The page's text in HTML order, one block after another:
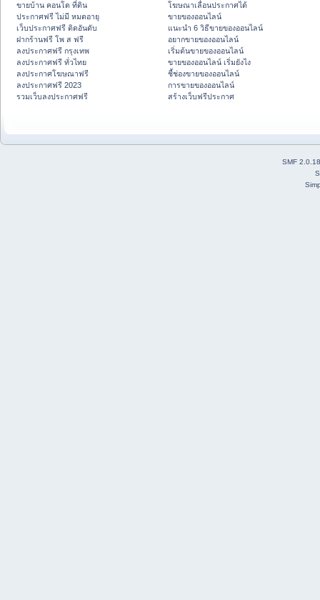
ขายบ้าน คอนโด ที่ดิน
ประกาศฟรี ไม่มี หมดอายุ
เว็บประกาศฟรี ติดอันดับ
ฝากร้านฟรี โพ ส ฟรี
ลงประกาศฟรี กรุงเทพ
ลงประกาศฟรี ทั่วไทย
ลงประกาศโฆษณาฟรี
ลงประกาศฟรี 2023
รวมเว็บลงประกาศฟรี
โฆษณาเลื่อนประกาศได้
ขายของออนไลน์
แนะนำ 6 วิธีขายของออนไลน์
อยากขายของออนไลน์
เริ่มต้นขายของออนไลน์
ขายของออนไลน์ เริ่มยังไง
ชี้ช่องขายของออนไลน์
การขายของออนไลน์
สร้างเว็บฟรีประกาศ
SMF 2.0.18